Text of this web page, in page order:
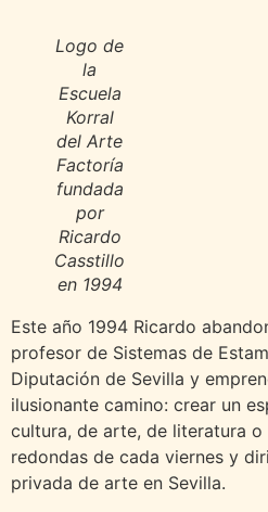
Logo de
la
Escuela
Korral
del Arte
Factoría
fundada
por
Ricardo
Casstillo
en 1994
Este año 1994 Ricardo
profesor de Sistemas de
Diputación de Sevilla y
ilusionante camino: crear un
cultura, de arte, de literatura
redondas de cada viernes y
privada de arte en Sevilla.